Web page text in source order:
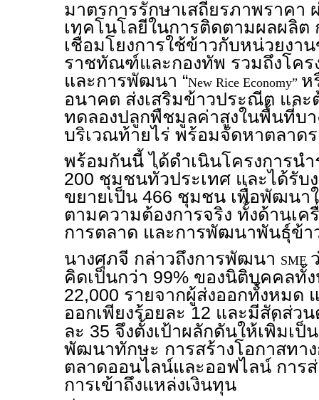
มาตรการรักษาเสถียรภาพราคา
เทคโนโลยีในการติดตามผลผลิต
เชื่อมโยงการใช้ข้าวกับหน่วยงา
ราชทัณฑ์และกองทัพ รวมถึงโคร
และการพัฒนา “New Rice Economy” ห
อนาคต ส่งเสริมข้าวประณีต และ
ทดลองปลูกพืชมูลค่าสูงในพื้นที่บา
บริเวณท้ายไร่ พร้อมจัดหาตลาด
พร้อมกันนี้ ได้ดำเนินโครงการน
200 ชุมชนทั่วประเทศ และได้รับ
ขยายเป็น 466 ชุมชน เพื่อพัฒน
ตามความต้องการจริง ทั้งด้านเค
การตลาด และการพัฒนาพันธุ์ข้า
นางศุภจี กล่าวถึงการพัฒนา SME
คิดเป็นกว่า 99% ของนิติบุคคลทั้
22,000 รายจากผู้ส่งออกทั้งหมด
ออกเพียงร้อยละ 12 และมีสัดส่ว
ละ 35 จึงตั้งเป้าผลักดันให้เพิ่มเป็
พัฒนาทักษะ การสร้างโอกาสทาง
ตลาดออนไลน์และออฟไลน์ การ
การเข้าถึงแหล่งเงินทุน